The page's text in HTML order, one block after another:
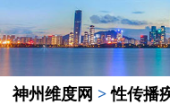
神州维度网 >性传播